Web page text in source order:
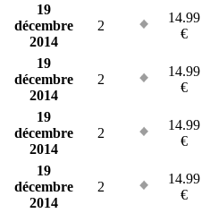
19
décembre
2014
2
14.99
€
19
décembre
2014
2
14.99
€
19
décembre
2014
2
14.99
€
19
décembre
2014
2
14.99
€